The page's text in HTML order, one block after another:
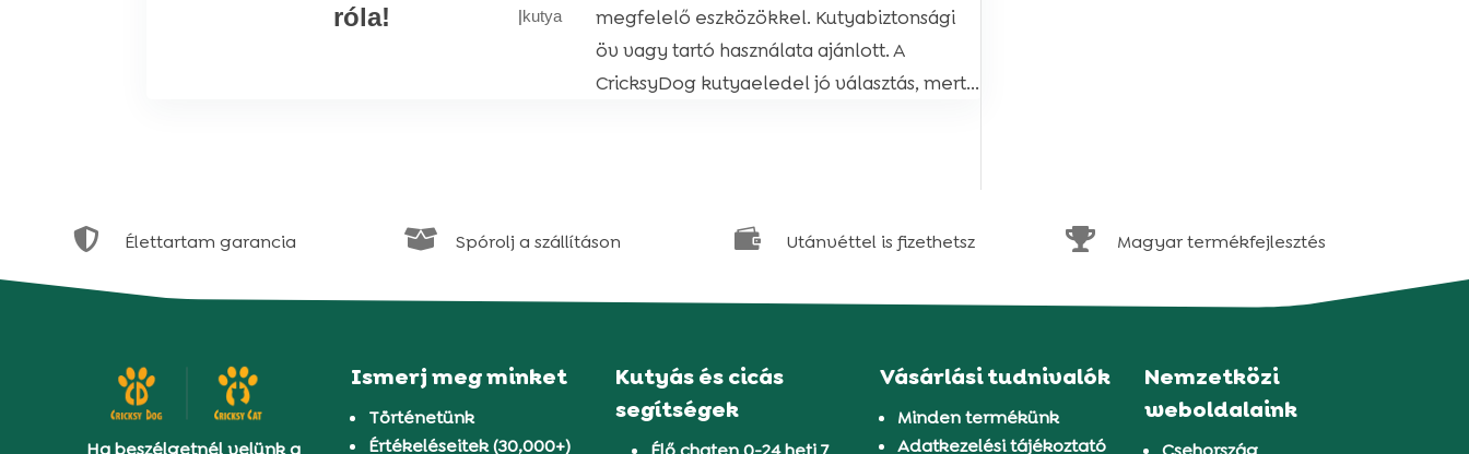
róla!
|kutya
megfelelő eszközökkel. Kutyabiztonsági
öv vagy tartó használata ajánlott. A
CricksyDog kutyaeledel jó választás, mert...
 Élettartam garancia  Spórolj a szállításon  Utánvéttel is fizethetsz  Magyar termékfejlesztés
Ha beszélgetnél velünk a
Ismerj meg minket
Történetünk
Értékeléseitek (30,000+)
Kutyás és cicás
segítségek
Vásárlási tudnivalók
Minden termékünk
Adatkezelési tájékoztató
Nemzetközi
weboldalaink